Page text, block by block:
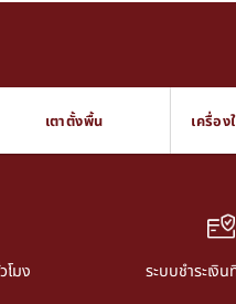
เตาตั้งพื้น เครื่อง
มง ระบบชำระเงิ